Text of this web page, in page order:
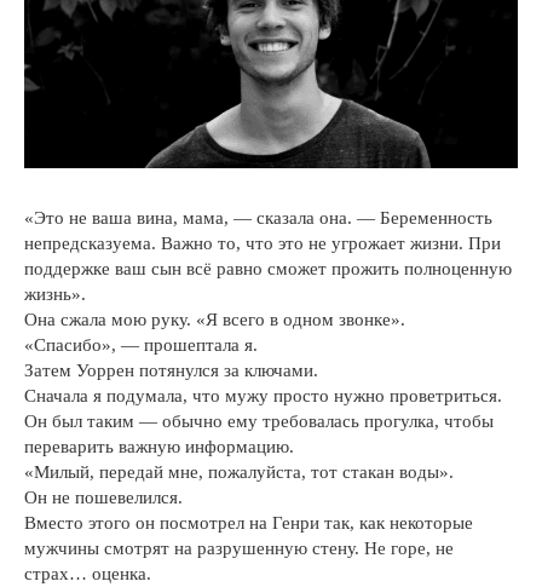
«Это не ваша вина, мама, — сказала она. — Беременность
непредсказуема. Важно то, что это не угрожает жизни. При
поддержке ваш сын всё равно сможет прожить полноценную
жизнь».
Она сжала мою руку. «Я всего в одном звонке».
«Спасибо», — прошептала я.
Затем Уоррен потянулся за ключами.
Сначала я подумала, что мужу просто нужно проветриться.
Он был таким — обычно ему требовалась прогулка, чтобы
переварить важную информацию.
«Милый, передай мне, пожалуйста, тот стакан воды».
Он не пошевелился.
Вместо этого он посмотрел на Генри так, как некоторые
мужчины смотрят на разрушенную стену. Не горе, не
страх… оценка.